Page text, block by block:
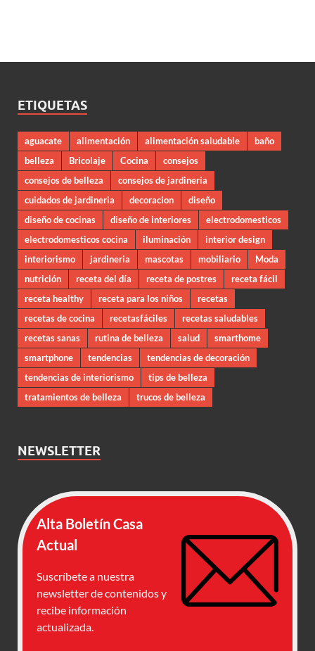
ETIQUETAS
aguacate alimentación alimentación saludable
baño
belleza
Bricolaje Cocina
consejos
consejos de belleza
consejos de jardineria
cuidados de jardineria
decoracion
diseño
diseño de cocinas
diseño de interiores
electrodomesticos
electrodomesticos cocina
iluminación
interior design
interiorismo
jardineria mascotas mobiliario
Moda
nutrición
receta del día receta de postres
receta fácil
receta healthy
receta para los niños
recetas
recetas de cocina
recetasfáciles
recetas saludables
recetas sanas
rutina de belleza salud
smarthome
smartphone
tendencias
tendencias de decoración
tendencias de interiorismo
tips de belleza
tratamientos de belleza
trucos de belleza
NEWSLETTER
Alta Boletín Casa
Actual
Suscríbete a nuestra
newsletter de contenidos y
recibe información
actualizada.